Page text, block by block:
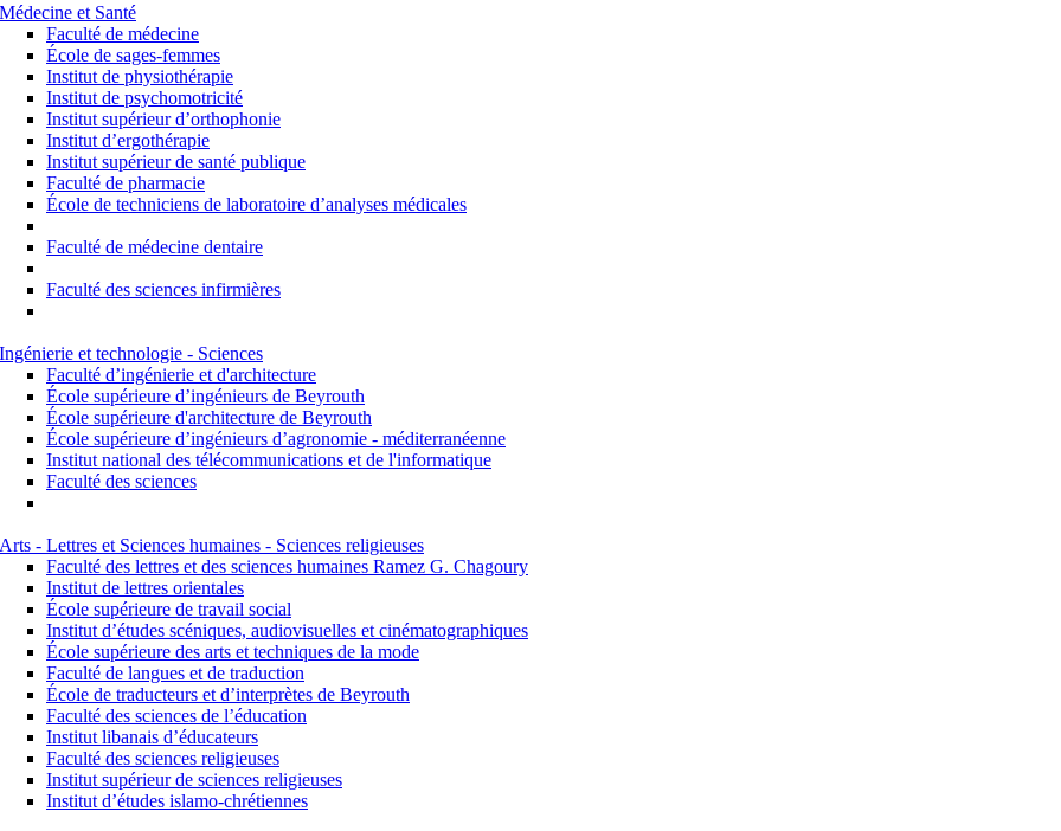
Médecine et Santé
Faculté de médecine
École de sages-femmes
Institut de physiothérapie
Institut de psychomotricité
Institut supérieur d’orthophonie
Institut d’ergothérapie
Institut supérieur de santé publique
Faculté de pharmacie
École de techniciens de laboratoire d’analyses médicales
Faculté de médecine dentaire
Faculté des sciences infirmières
Ingénierie et technologie - Sciences
Faculté d’ingénierie et d'architecture
École supérieure d’ingénieurs de Beyrouth
École supérieure d'architecture de Beyrouth
École supérieure d’ingénieurs d’agronomie - méditerranéenne
Institut national des télécommunications et de l'informatique
Faculté des sciences
Arts - Lettres et Sciences humaines - Sciences religieuses
Faculté des lettres et des sciences humaines Ramez G. Chagoury
Institut de lettres orientales
École supérieure de travail social
Institut d’études scéniques, audiovisuelles et cinématographiques
École supérieure des arts et techniques de la mode
Faculté de langues et de traduction
École de traducteurs et d’interprètes de Beyrouth
Faculté des sciences de l’éducation
Institut libanais d’éducateurs
Faculté des sciences religieuses
Institut supérieur de sciences religieuses
Institut d’études islamo-chrétiennes